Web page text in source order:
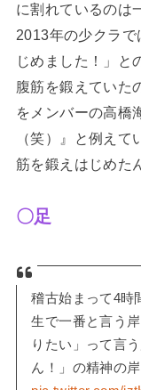
に割れているのは
2013年の少クラ
じめました！」と
腹筋を鍛えていた
をメンバーの高橋
（笑）』と例え
筋を鍛えはじめた
〇足
稽古始まって4時
生で一番と言う
りたい」って言
ん！」の精神の